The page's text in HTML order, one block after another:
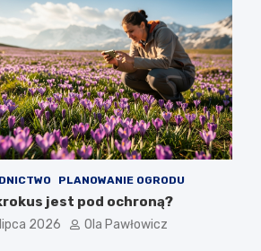
PLANOWANIE OGRODU
jest pod ochroną?
2026 Ola Pawłowicz